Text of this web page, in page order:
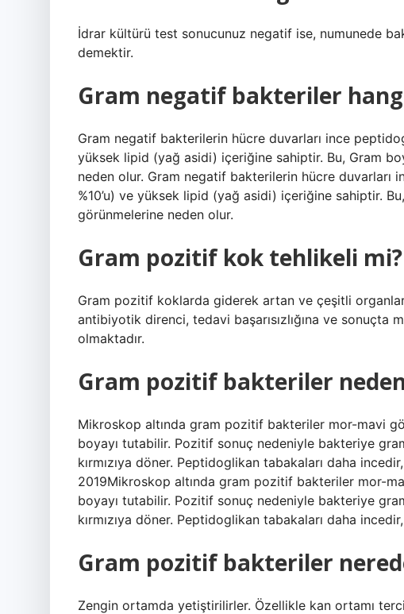
İdrar kültürü test sonucunuz negatif ise, numunede
demektir.
Gram negatif bakteriler
Gram negatif bakterilerin hücre duvarları ince
yüksek lipid (yağ asidi) içeriğine sahiptir. Bu, Gram
neden olur. Gram negatif bakterilerin hücre duvarları
%10’u) ve yüksek lipid (yağ asidi) içeriğine sahiptir.
görünmelerine neden olur.
Gram pozitif kok tehlikeli mi?
Gram pozitif koklarda giderek artan ve çeşitli
antibiyotik direnci, tedavi başarısızlığına ve sonuçta
olmaktadır.
Gram pozitif bakteriler
Mikroskop altında gram pozitif bakteriler mor-mavi
boyayı tutabilir. Pozitif sonuç nedeniyle bakteriye
kırmızıya döner. Peptidoglikan tabakaları daha
2019Mikroskop altında gram pozitif bakteriler mor-
boyayı tutabilir. Pozitif sonuç nedeniyle bakteriye
kırmızıya döner. Peptidoglikan tabakaları daha
Gram pozitif bakteriler
Zengin ortamda yetiştirilirler. Özellikle kan ortamı